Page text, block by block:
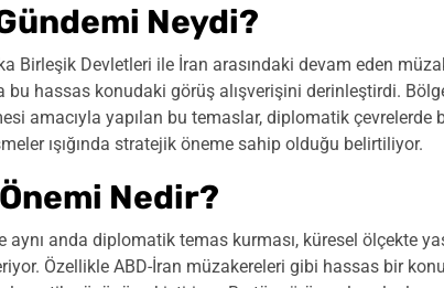
Neydi?
Birleşik Devletleri ile İran arasındaki devam eden
bu hassas konudaki görüş alışverişini derinleştirdi.
amacıyla yapılan bu temaslar, diplomatik çevrelerde
ışığında stratejik öneme sahip olduğu belirtiliyor.
Nedir?
aynı anda diplomatik temas kurması, küresel ölçekte
Özellikle ABD-İran müzakereleri gibi hassas bir